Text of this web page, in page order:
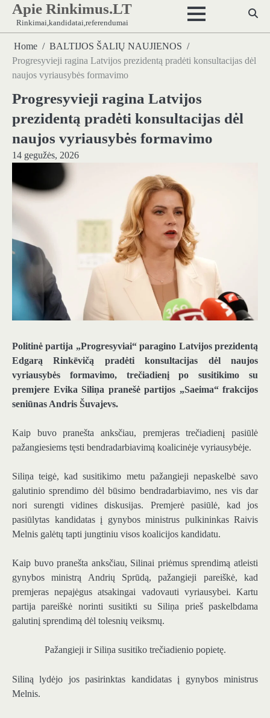
Skip
content
Apie Rinkimus.LT
Rinkimai,kandidatai,referendumai
Home
BALTIJOS ŠALIŲ NAUJIENOS
Progresyvieji ragina Latvijos prezidentą pradėti konsultacijas dėl
naujos vyriausybės formavimo
Progresyvieji ragina Latvijos
prezidentą pradėti konsultacijas dėl
naujos vyriausybės formavimo
14 gegužės, 2026
Politinė partija „Progresyviai“ paragino Latvijos prezidentą
Edgarą Rinkēvičą pradėti konsultacijas dėl naujos
vyriausybės formavimo, trečiadienį po susitikimo su
premjere Evika Siliņa pranešė partijos „Saeima“ frakcijos
seniūnas Andris Šuvajevs.
Kaip buvo pranešta anksčiau, premjeras trečiadienį pasiūlė
pažangiesiems tęsti bendradarbiavimą koalicinėje vyriausybėje.
Siliņa teigė, kad susitikimo metu pažangieji nepaskelbė savo
galutinio sprendimo dėl būsimo bendradarbiavimo, nes vis dar
nori surengti vidines diskusijas. Premjerė pasiūlė, kad jos
pasiūlytas kandidatas į gynybos ministrus pulkininkas Raivis
Melnis galėtų tapti jungtiniu visos koalicijos kandidatu.
Kaip buvo pranešta anksčiau, Silinai priėmus sprendimą atleisti
gynybos ministrą Andrių Sprūdą, pažangieji pareiškė, kad
premjeras nepajėgus atsakingai vadovauti vyriausybei. Kartu
partija pareiškė norinti susitikti su Siliņa prieš paskelbdama
galutinį sprendimą dėl tolesnių veiksmų.
Pažangieji ir Siliņa susitiko trečiadienio popietę.
Siliną lydėjo jos pasirinktas kandidatas į gynybos ministrus
Melnis.